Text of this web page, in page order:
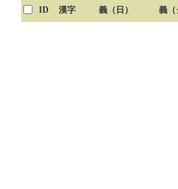
ID 漢字 義（日） 義（